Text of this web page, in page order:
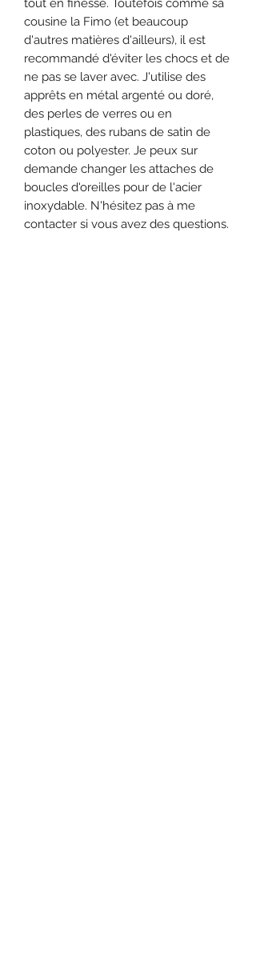
cousine la Fimo (et beaucoup
d'autres matières d'ailleurs), il est
recommandé d'éviter les chocs et de
ne pas se laver avec. J'utilise des
apprêts en métal argenté ou doré,
des perles de verres ou en
plastiques, des rubans de satin de
coton ou polyester. Je peux sur
demande changer les attaches de
boucles d'oreilles pour de l'acier
inoxydable. N'hésitez pas à me
contacter si vous avez des questions.